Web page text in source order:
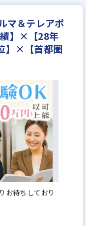
地域密着型
学歴不問
OK
援制度あり
ト制
年収300万円
万円
円
円
万円
月給50万円
マ＆テレアポ
】×【28年
】×【首都圏
お待ちしており